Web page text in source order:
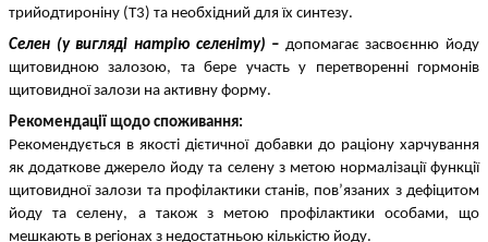
трийодтироніну (Т3) та необхідний для їх синтезу.
Селен (у вигляді натрію селеніту) – допомагає засвоєнню йоду
щитовидною залозою, та бере участь у перетворенні гормонів
щитовидної залози на активну форму.
Рекомендації щодо споживання:
Рекомендується в якості дієтичної добавки до раціону харчування
як додаткове джерело йоду та селену з метою нормалізації функції
щитовидної залози та профілактики станів, пов’язаних з дефіцитом
йоду та селену, а також з метою профілактики особами, що
мешкають в регіонах з недостатньою кількістю йоду.